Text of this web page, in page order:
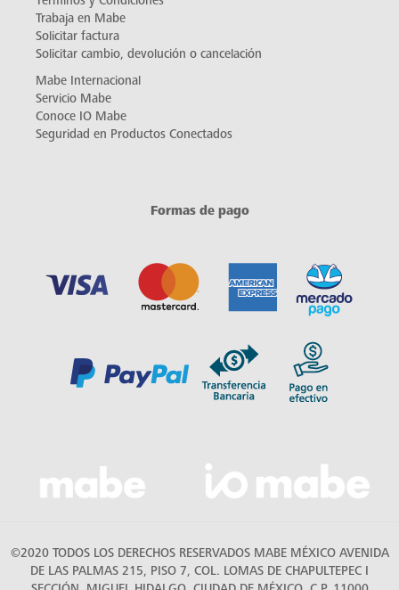
Trabaja en Mabe
Solicitar factura
Solicitar cambio, devolución o cancelación
Mabe Internacional
Servicio Mabe
Conoce IO Mabe
Seguridad en Productos Conectados
Formas de pago
©2020 TODOS LOS DERECHOS RESERVADOS MABE MÉXICO AVENIDA
DE LAS PALMAS 215, PISO 7, COL. LOMAS DE CHAPULTEPEC I